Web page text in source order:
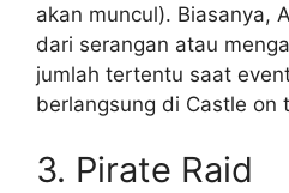
akan muncul). Biasanya,
dari serangan atau
jumlah tertentu saat
berlangsung di Castle on
3. Pirate Raid